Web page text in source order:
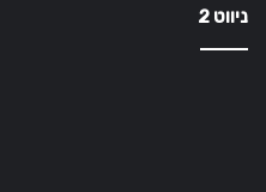
ניווט 2